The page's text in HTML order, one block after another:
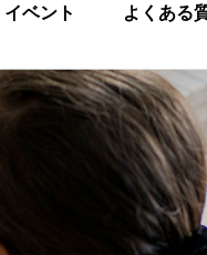
イベント よくある